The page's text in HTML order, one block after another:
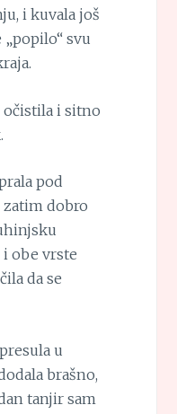
i kuvala još
svu
očistila i sitno
pod
dobro
i obe vrste
da se
u
brašno,
tanjir sam